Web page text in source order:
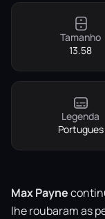
Tamanho
13.58
Legenda
Portugues
Max Payne
lhe roubaram as